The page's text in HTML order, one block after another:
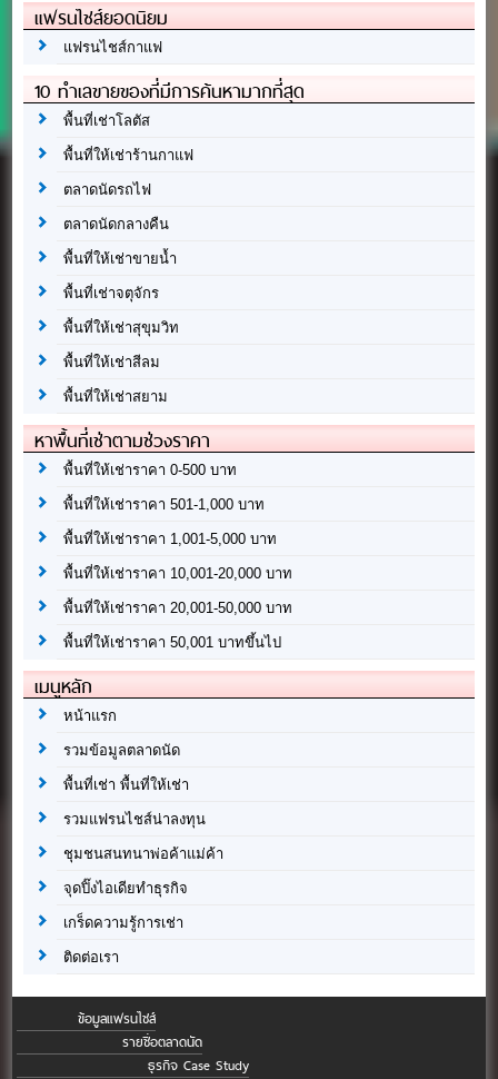
แฟรนไชส์ยอดนิยม
แฟรนไชส์กาแฟ
10 ทำเลขายของที่มีการค้นหามากที่สุด
พื้นที่เช่าโลตัส
พื้นที่ให้เช่าร้านกาแฟ
ตลาดนัดรถไฟ
ตลาดนัดกลางคืน
พื้นที่ให้เช่าขายน้ำ
พื้นที่เช่าจตุจักร
พื้นที่ให้เช่าสุขุมวิท
พื้นที่ให้เช่าสีลม
พื้นที่ให้เช่าสยาม
หาพื้นที่เช่าตามช่วงราคา
พื้นที่ให้เช่าราคา 0-500 บาท
พื้นที่ให้เช่าราคา 501-1,000 บาท
พื้นที่ให้เช่าราคา 1,001-5,000 บาท
พื้นที่ให้เช่าราคา 10,001-20,000 บาท
พื้นที่ให้เช่าราคา 20,001-50,000 บาท
พื้นที่ให้เช่าราคา 50,001 บาทขึ้นไป
เมนูหลัก
หน้าแรก
รวมข้อมูลตลาดนัด
พื้นที่เช่า พื้นที่ให้เช่า
รวมแฟรนไชส์น่าลงทุน
ชุมชนสนทนาพ่อค้าแม่ค้า
จุดปิ๊งไอเดียทำธุรกิจ
เกร็ดความรู้การเช่า
ติดต่อเรา
ข้อมูลแฟรนไชส์
รายชื่อตลาดนัด
ธุรกิจ Case Study